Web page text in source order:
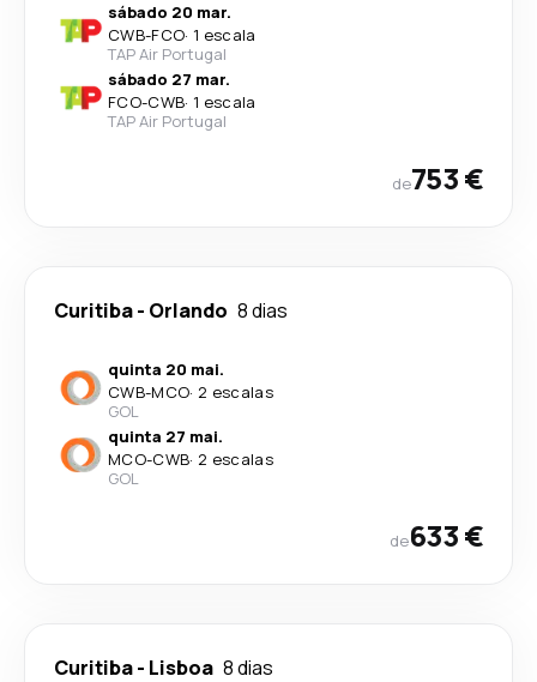
sábado 20 mar.
CWB-FCO· 1 escala
TAP Air Portugal
sábado 27 mar.
FCO-CWB· 1 escala
TAP Air Portugal
de753 €
Curitiba- Orlando 8 dias
quinta 20 mai.
CWB-MCO· 2 escalas
GOL
quinta 27 mai.
MCO-CWB· 2 escalas
GOL
de633 €
Curitiba- Lisboa 8 dias